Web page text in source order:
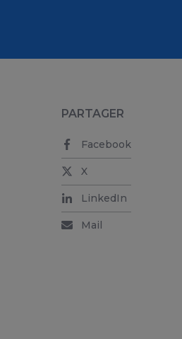
PARTAGER
Facebook
X
LinkedIn
Mail